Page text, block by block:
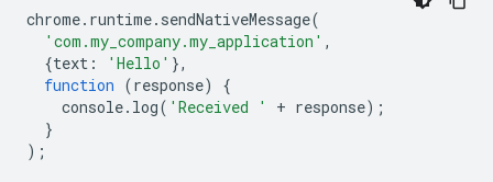
chrome. runtime. sendNativeMessage(
'com.my_company.my_application' ,
{text : 'Hello' },
function (response)
{
console. log( 'Received ' + response);
}
);